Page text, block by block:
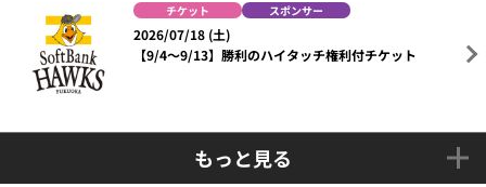
チケット スポンサー
2026/07/18 (土)
【9/4～9/13】勝利のハイタッチ権利付チケット
もっと見る